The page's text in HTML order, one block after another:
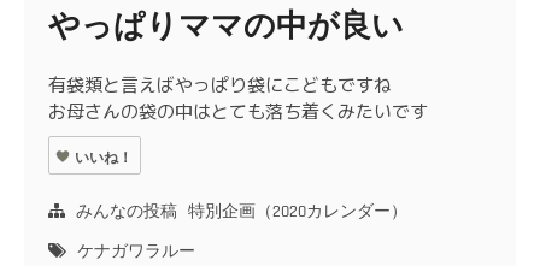
やっぱりママの中が良い
有袋類と言えばやっぱり袋にこどもですね
お母さんの袋の中はとても落ち着くみたいです
いいね！
みんなの投稿 特別企画（2020カレンダー）
ケナガワラルー